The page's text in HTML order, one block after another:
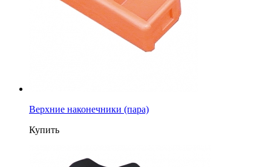
Верхние наконечники (пара)
Купить